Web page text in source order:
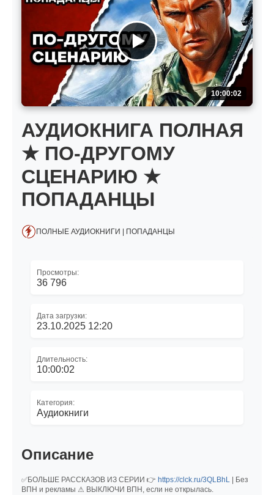
10:00:02
АУДИОКНИГА ПОЛНАЯ
★ ПО-ДРУГОМУ
СЦЕНАРИЮ ★
ПОПАДАНЦЫ
ПОЛНЫЕ АУДИОКНИГИ | ПОПАДАНЦЫ
Просмотры:
36 796
Дата загрузки:
23.10.2025 12:20
Длительность:
10:00:02
Категория:
Аудиокниги
Описание
✅БОЛЬШЕ РАССКАЗОВ ИЗ СЕРИИ 👉 https://clck.ru/3QLBhL | Без
ВПН и рекламы ⚠ ВЫКЛЮЧИ ВПН, если не открылась.